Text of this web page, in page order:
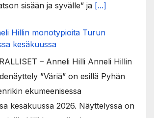
sisään ja syvälle” ja [...]
Hillin monotypioita Turun
kesäkuussa
– Anneli Hilli Anneli Hillin
”Väriä” on esillä Pyhän
ekumeenisessa
kesäkuussa 2026. Näyttelyssä on